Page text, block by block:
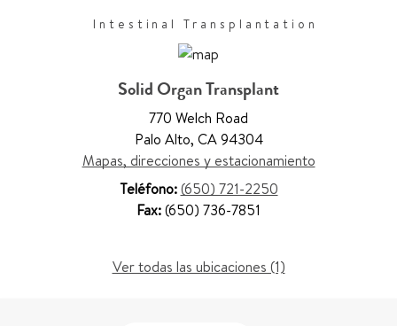
Intestinal Transplantation
Solid Organ Transplant
770 Welch Road
Palo Alto, CA 94304
Mapas, direcciones y estacionamiento
Teléfono:(650) 721-2250
Fax:(650) 736-7851
Ver todas las ubicaciones (1)